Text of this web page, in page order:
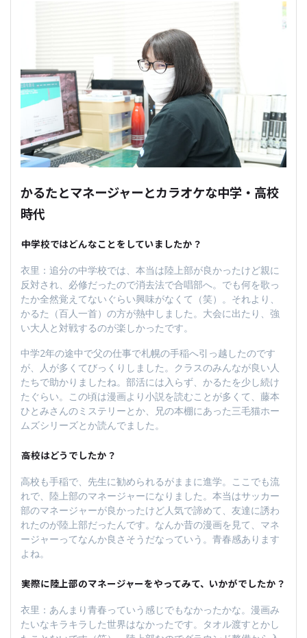
かるたとマネージャーとカラオケな中学・高校
時代
――中学校ではどんなことをしていましたか？
衣里：追分の中学校では、本当は陸上部が良かったけど親に
反対され、必修だったので消去法で合唱部へ。でも何を歌っ
たか全然覚えてないぐらい興味がなくて（笑）。それより、
かるた（百人一首）の方が熱中しました。大会に出たり、強
い大人と対戦するのが楽しかったです。
中学2年の途中で父の仕事で札幌の手稲へ引っ越したのです
が、人が多くてびっくりしました。クラスのみんなが良い人
たちで助かりましたね。部活には入らず、かるたを少し続け
たぐらい。この頃は漫画より小説を読むことが多くて、藤本
ひとみさんのミステリーとか、兄の本棚にあった三毛猫ホー
ムズシリーズとか読んでました。
――高校はどうでしたか？
高校も手稲で、先生に勧められるがままに進学。ここでも流
れで、陸上部のマネージャーになりました。本当はサッカー
部のマネージャーが良かったけど人気で諦めて、友達に誘わ
れたのが陸上部だったんです。なんか昔の漫画を見て、マネ
ージャーってなんか良さそうだなっていう。青春感あります
よね。
――実際に陸上部のマネージャーをやってみて、いかがでしたか？
衣里：あんまり青春っていう感じでもなかったかな。漫画み
たいなキラキラした世界はなかったです。タオル渡すとかし